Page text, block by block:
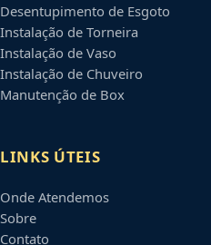
Desentupimento de Esgoto
Instalação de Torneira
Instalação de Vaso
Instalação de Chuveiro
Manutenção de Box
LINKS ÚTEIS
Onde Atendemos
Sobre
Contato